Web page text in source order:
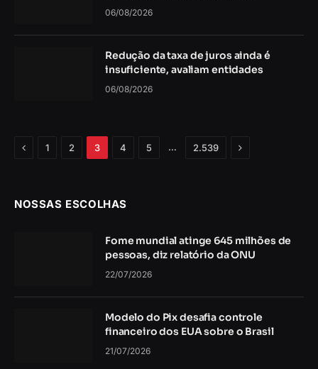
06/08/2026
Redução da taxa de juros ainda é
insuficiente, avaliam entidades
06/08/2026
Anterior
1 2 3 4 5 … 2.539 Próximo
NOSSAS ESCOLHAS
Fome mundial atinge 645 milhões de
pessoas, diz relatório da ONU
22/07/2026
Modelo do Pix desafia controle
financeiro dos EUA sobre o Brasil
21/07/2026